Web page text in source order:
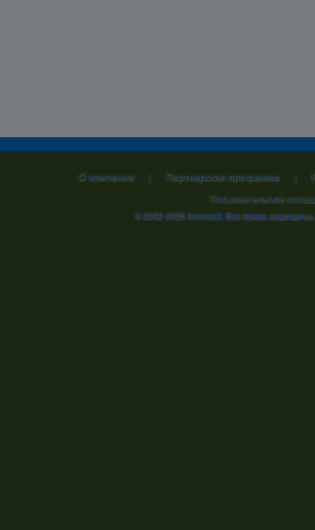
О компании | Партнерская программа |
Пользовательское
© 2002-2026Nevosoft. Все права защищены